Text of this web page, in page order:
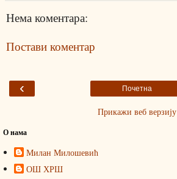
Нема коментара:
Постави коментар
‹ Почетна
Прикажи веб верзију
О нама
Милан Милошевић
ОШ ХРШ